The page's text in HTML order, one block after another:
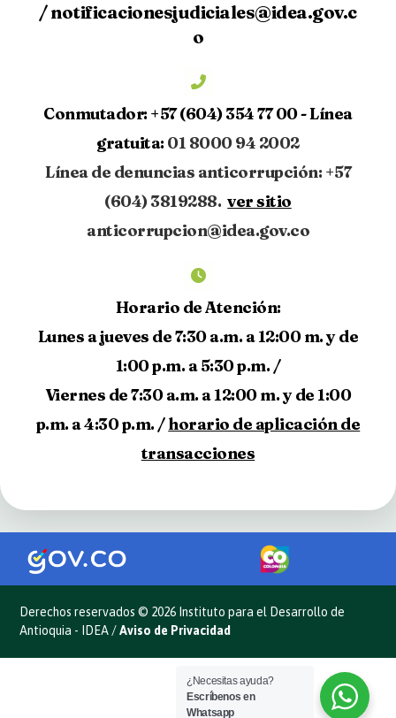
/notificacionesjudiciales@idea.gov.c
o
Conmutador: +57 (604) 354 77 00 -Línea
gratuita: 01 8000 94 2002
Línea de denuncias anticorrupción: +57
(604) 3819288.ver sitio
anticorrupcion@idea.gov.co
Horario de Atención:
Lunes a jueves de 7:30 a.m. a 12:00 m. y de
1:00 p.m. a 5:30 p.m. /
Viernes de 7:30 a.m. a 12:00 m. y de 1:00
p.m. a 4:30 p.m. /horario de aplicación de
transacciones
Derechos reservados © 2026 Instituto para el Desarrollo de
Antioquia - IDEA /Aviso de Privacidad
¿Necesitas ayuda?
Escríbenos en
Whatsapp